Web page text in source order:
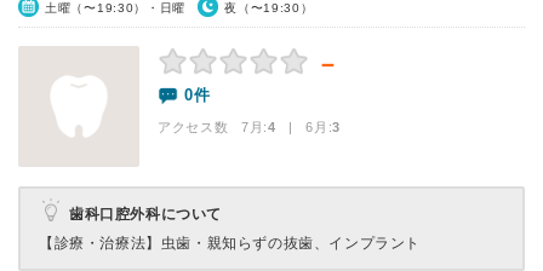
土曜（〜19:30）・日曜 夜（〜19:30）
－
0件
アクセス数 7月:4 | 6月:3
歯科口腔外科について
【診療・治療法】 虫歯・親知らずの抜歯、インプラント